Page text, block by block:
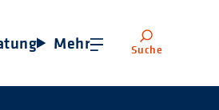
Mehr Suche